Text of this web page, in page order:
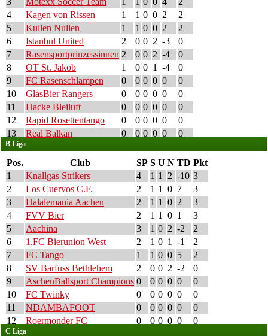
4
Kagen von Rissen 1 1 0 0 2
2
5
Kullen Nullen 1 1 0 0 2
2
6
Istanbul United 2 0 0 2 -3
0
7
Rasensportprinzessinnen 2 0 0 2 -4
0
8
OT St. Jakob 1 0 0 1 -4
0
9
FC Rasenschlampen 0 0 0 0 0
0
10
GlasBier Rangers 0 0 0 0 0
0
11
Hacke Bleiluft 0 0 0 0 0
0
12
Rapid Rosettentango 0 0 0 0 0
0
13
Real Balkan 0 0 0 0 0 0
B Liga
Pos. Club SP S U N TD Pkt
1
Knallgas Strikers 4 1 1 2 -10 3
2
Los Cuervos C.F. 2 1 1 0 7
3
3
Halalemania Aachen 2 1 1 0 2
3
4
FVV Bier 2 1 1 0 1
3
5
Aachina 3 1 0 2 -2
2
6
1.FC Bierunion West 2 1 0 1 -1
2
7
FC Tango 1 1 0 0 5
2
8
SV Barfuss Bethlehem 2 0 0 2 -2
0
9
AschenBallsport Champions 0 0 0 0 0
0
10
FC Twinky 0 0 0 0 0
0
11
NDAMBAFOOT 0 0 0 0 0
0
12
Roermonder FC 0 0 0 0 0 0
C Liga